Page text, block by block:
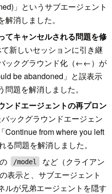
」というサブエージェント
消しました。
てキャンセルされる問題を修
新しいセッションに引き継
ックグラウンド化（←←）が
be abandoned」と誤表示
題を解消しました。
ンドエージェントの再プロン
ックグラウンドエージェン
Continue from where you left
問題を解消しました。
/model
など（クライアン
表示と、サブエージェント
ルが兄弟エージェントを隠す